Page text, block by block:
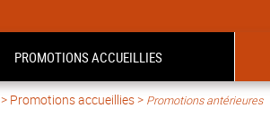
PROMOTIONS ACCUEILLIES
> Promotions accueillies > Promotions antérieures